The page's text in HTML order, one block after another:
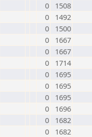
0
1508
0
1492
0
1500
0
1667
0
1667
0
1714
0
1695
0
1695
0
1695
0
1696
0
1682
0
1682